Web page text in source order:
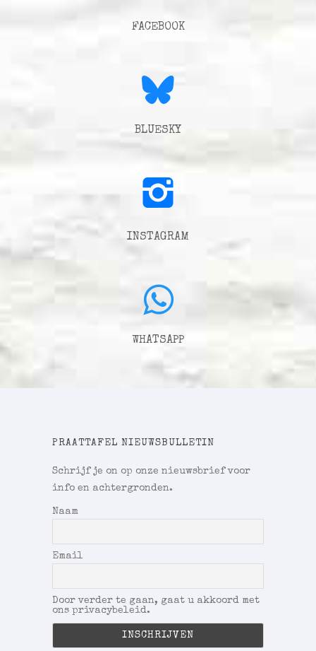
FACEBOOK
BLUESKY
INSTAGRAM
WHATSAPP
PRAATTAFEL NIEUWSBULLETIN
Schrijf je on op onze nieuwsbrief voor
info en achtergronden.
Naam
Email
Door verder te gaan, gaat u akkoord met
ons privacybeleid.